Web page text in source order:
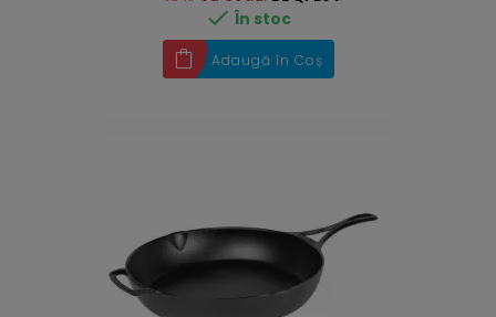
 În stoc
Adaugă în Coș